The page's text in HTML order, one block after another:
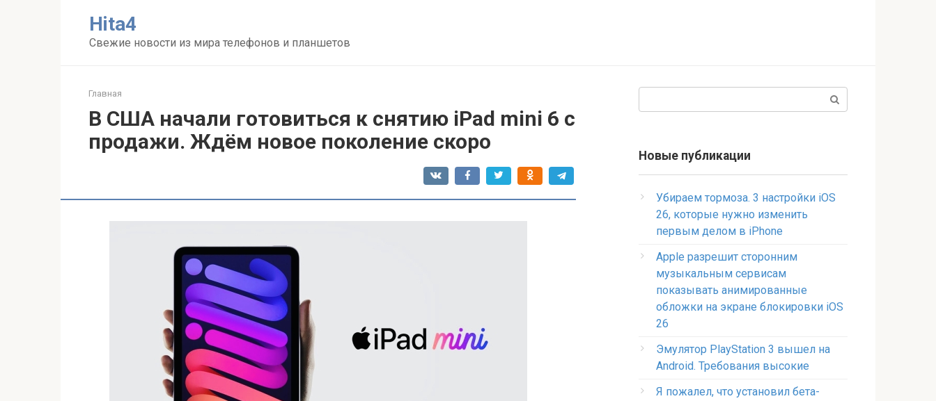
Нita4
Свежие новости из мира телефонов и планшетов
Главная
В США начали готовиться к снятию iPad mini 6 с
продажи. Ждём новое поколение скоро
Новые публикации
Убираем тормоза. 3 настройки iOS
26, которые нужно изменить
первым делом в iPhone
Apple разрешит сторонним
музыкальным сервисам
показывать анимированные
обложки на экране блокировки iOS
26
Эмулятор PlayStation 3 вышел на
Android. Требования высокие
Я пожалел, что установил бета-